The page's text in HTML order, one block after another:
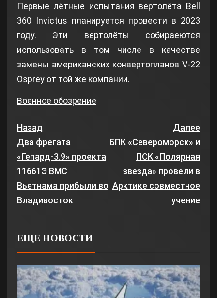
Первые лётные испытания вертолёта Bell
360 Invictus планируется провести в 2023
году. Эти вертолёты собираеются
использовать в том числе в качестве
замены американских конвертопланов V-22
Osprey от той же компании.
Военное обозрение
Назад
Два фрегата
«Гепард-3.9» проекта
11661Э ВМС
Вьетнама прибыли во
Владивосток
Далее
БПК «Североморск» и
ПСК «Полярная
звезда» провели в
Арктике совместное
учение
ЕЩЕ НОВОСТИ